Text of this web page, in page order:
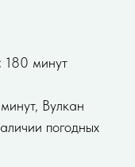
180 минут
Вулкан
погодных